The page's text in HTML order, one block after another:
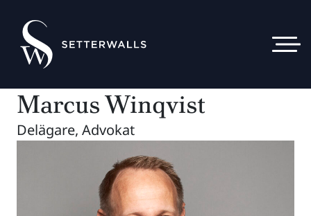
Marcus Winqvist
Delägare, Advokat